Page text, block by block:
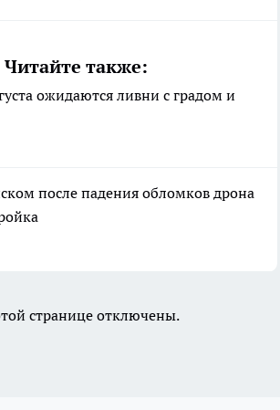
Читайте также:
ожидаются ливни с градом и
после падения обломков дрона
странице отключены.